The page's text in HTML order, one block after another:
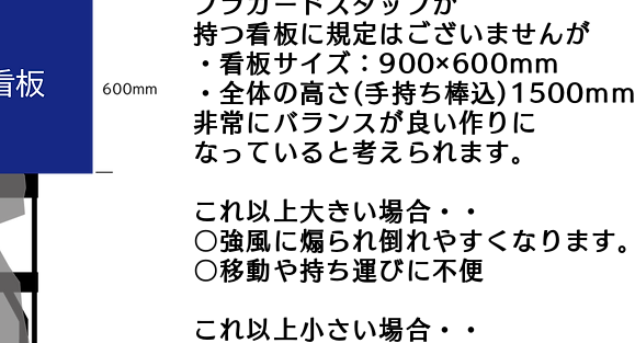
持つ看板に規定はございませんが
・看板サイズ：900×600mm
・全体の​高さ(手持ち棒込)1500mm
非常にバランスが良い作りに
なっていると考えられます。
これ以上大きい場合・・
〇強風に煽られ倒れやすくなります。
​〇移動や持ち運びに不便
これ以上小さい場合・・